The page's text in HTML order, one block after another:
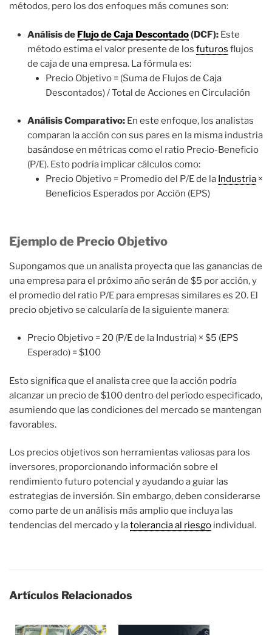
métodos, pero los dos enfoques más comunes son:
Análisis de Flujo de Caja Descontado(DCF): Este
método estima el valor presente de los futuros flujos
de caja de una empresa. La fórmula es:
Precio Objetivo = (Suma de Flujos de Caja
Descontados) / Total de Acciones en Circulación
Análisis Comparativo: En este enfoque, los analistas
comparan la acción con sus pares en la misma industria
basándose en métricas como el ratio Precio-Beneficio
(P/E). Esto podría implicar cálculos como:
Precio Objetivo = Promedio del P/E de la Industria ×
Beneficios Esperados por Acción (EPS)
Ejemplo de Precio Objetivo
Supongamos que un analista proyecta que las ganancias de
una empresa para el próximo año serán de $5 por acción, y
el promedio del ratio P/E para empresas similares es 20. El
precio objetivo se calcularía de la siguiente manera:
Precio Objetivo = 20 (P/E de la Industria) × $5 (EPS
Esperado) = $100
Esto significa que el analista cree que la acción podría
alcanzar un precio de $100 dentro del período especificado,
asumiendo que las condiciones del mercado se mantengan
favorables.
Los precios objetivos son herramientas valiosas para los
inversores, proporcionando información sobre el
rendimiento futuro potencial y ayudando a guiar las
estrategias de inversión. Sin embargo, deben considerarse
como parte de un análisis más amplio que incluya las
tendencias del mercado y latolerancia al riesgo individual.
Artículos Relacionados